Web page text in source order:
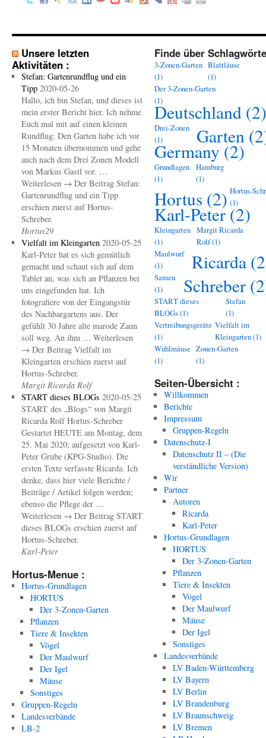
Unsere letzten
Aktivitäten :
Stefan: Gartenrundflug und ein
Tipp 2020-05-26
Hallo, ich bin Stefan, und dieses ist
mein erster Bericht hier. Ich nehme
Euch mal mit auf einen kleinen
Rundflug: Den Garten habe ich vor
15 Monaten übernommen und gehe
auch nach dem Drei Zonen Modell
von Markus Gastl vor. …
Weiterlesen → Der Beitrag Stefan:
Gartenrundflug und ein Tipp
erschien zuerst auf Hortus-
Schreber.
Hortus29
Vielfalt im Kleingarten 2020-05-25
Karl-Peter hat es sich gemütlich
gemacht und schaut sich auf dem
Tablet an, was sich an Pflanzen bei
uns eingefunden hat. Ich
fotografiere von der Eingangstür
des Nachbargartens aus. Der
gefühlt 30 Jahre alte marode Zaun
soll weg. An ihm … Weiterlesen
→ Der Beitrag Vielfalt im
Kleingarten erschien zuerst auf
Hortus-Schreber.
Margit Ricarda Rolf
START dieses BLOGs 2020-05-25
START des „Blogs“ von Margit
Ricarda Rolf Hortus-Schreber
Gestartet HEUTE am Montag, dem
25. Mai 2020; aufgesetzt von Karl-
Peter Grube (KPG-Studio). Die
ersten Texte verfasste Ricarda. Ich
denke, dass hier viele Berichte /
Beiträge / Artikel folgen werden;
ebenso die Pflege der …
Weiterlesen → Der Beitrag START
dieses BLOGs erschien zuerst auf
Hortus-Schreber.
Karl-Peter
Hortus-Menue :
Hortus-Grundlagen
HORTUS
Der 3-Zonen-Garten
Pflanzen
Tiere & Insekten
Vögel
Der Maulwurf
Der Igel
Mäuse
Sonstiges
Gruppen-Regeln
Landesverbände
LB-2
Finde über
3-Zonen-Garten
(1)
Blattläuse
(1)
Der 3-Zonen-Garten
(1)
Deutschland (2)
Drei-Zonen
(1)
Garten
Germany (2)
Grundlagen
(1)
Hamburg
(1)
Hortus (2) Hortus-
(1)
Karl-Peter (2)
Kleingarten
(1)
Margit Ricarda
Rolf(1)
Maulwurf
(1)
Ricarda
Samen
(1)
Schreber
START dieses
BLOGs(1)
Stefan
(1)
Vertreibungsgeräte
(1)
Vielfalt im
Kleingarten(1)
Wühlmäuse
(1)
Zonen-Garten
(1)
Seiten-Übersicht :
Willkommen
Berichte
Impressum
Gruppen-Regeln
Datenschutz-I
Datenschutz II – (Die
verständliche Version)
Wir
Partner
Autoren
Ricarda
Karl-Peter
Hortus-Grundlagen
HORTUS
Der 3-Zonen-Garten
Pflanzen
Tiere & Insekten
Vögel
Der Maulwurf
Mäuse
Der Igel
Sonstiges
Landesverbände
LV Baden-Württemberg
LV Bayern
LV Berlin
LV Brandenburg
LV Braunschweig
LV Bremen